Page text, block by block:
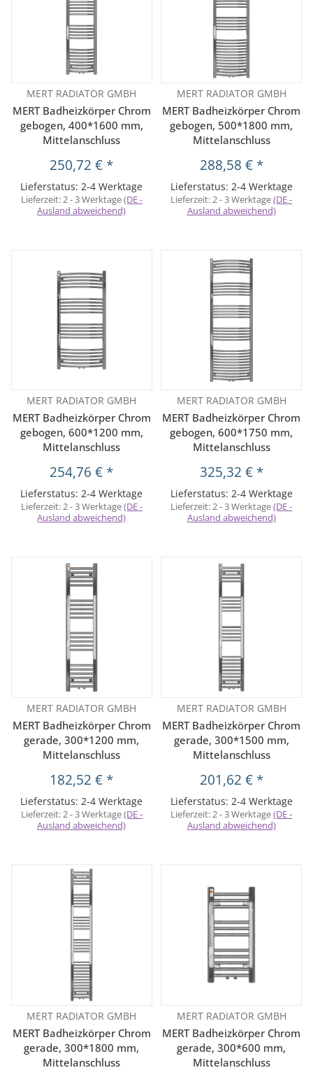
MERT RADIATOR GMBH
MERT Badheizkörper Chrom
gebogen, 400*1600 mm,
Mittelanschluss
250,72 € *
Lieferstatus: 2-4 Werktage
Lieferzeit:2 - 3 Werktage(DE -
Ausland abweichend)
MERT RADIATOR GMBH
MERT Badheizkörper Chrom
gebogen, 500*1800 mm,
Mittelanschluss
288,58 € *
Lieferstatus: 2-4 Werktage
Lieferzeit:2 - 3 Werktage(DE -
Ausland abweichend)
MERT RADIATOR GMBH
MERT Badheizkörper Chrom
gebogen, 600*1200 mm,
Mittelanschluss
254,76 € *
Lieferstatus: 2-4 Werktage
Lieferzeit:2 - 3 Werktage(DE -
Ausland abweichend)
MERT RADIATOR GMBH
MERT Badheizkörper Chrom
gebogen, 600*1750 mm,
Mittelanschluss
325,32 € *
Lieferstatus: 2-4 Werktage
Lieferzeit:2 - 3 Werktage(DE -
Ausland abweichend)
MERT RADIATOR GMBH
MERT Badheizkörper Chrom
gerade, 300*1200 mm,
Mittelanschluss
182,52 € *
Lieferstatus: 2-4 Werktage
Lieferzeit:2 - 3 Werktage(DE -
Ausland abweichend)
MERT RADIATOR GMBH
MERT Badheizkörper Chrom
gerade, 300*1500 mm,
Mittelanschluss
201,62 € *
Lieferstatus: 2-4 Werktage
Lieferzeit:2 - 3 Werktage(DE -
Ausland abweichend)
MERT RADIATOR GMBH
MERT Badheizkörper Chrom
gerade, 300*1800 mm,
Mittelanschluss
MERT RADIATOR GMBH
MERT Badheizkörper Chrom
gerade, 300*600 mm,
Mittelanschluss